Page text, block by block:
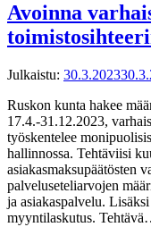
Avoinna
Julkaistu: 30.3.2023
Ruskon kunta hakee
17.4.-31.12.2023,
työskentelee
hallinnossa. Tehtäviisi
asiakasmaksupäätösten
palveluseteliarvojen
ja asiakaspalvelu.
myyntilaskutus.